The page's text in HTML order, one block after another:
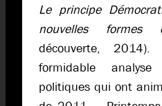
Le principe
nouvelles
découverte,
formidable
politiques qui ont